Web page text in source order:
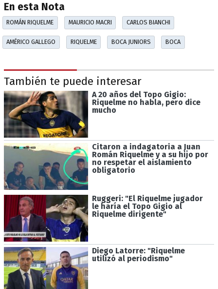
En esta Nota
ROMÁN RIQUELME MAURICIO MACRI CARLOS BIANCHI
AMÉRICO GALLEGO RIQUELME BOCA JUNIORS BOCA
También te puede interesar
A 20 años del Topo Gigio:
Riquelme no habla, pero dice
mucho
Citaron a indagatoria a Juan
Román Riquelme y a su hijo por
no respetar el aislamiento
obligatorio
Ruggeri: "El Riquelme jugador
le haría el Topo Gigio al
Riquelme dirigente"
Diego Latorre: "Riquelme
utilizó al periodismo"